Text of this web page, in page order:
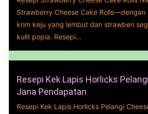
Strawberry Cheese Cake Rolls—dengan
krim keju yang lembut dan strawberi
kulit popia. Resepi...
Resepi Kek Lapis Horlicks
Jana Pendapatan
Resepi Kek Lapis Horlicks Pelangi